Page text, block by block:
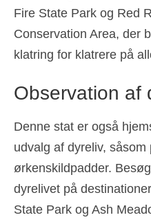
Fire State Park og Red
Conservation Area, der
klatring for klatrere på
Observation af
Denne stat er også
udvalg af dyreliv,
ørkenskildpadder.
dyrelivet på
State Park og Ash